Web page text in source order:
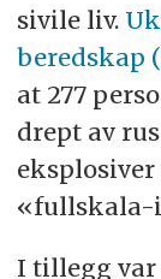
sivile liv.
beredskap
at 277
drept av
«fullskala-
I tillegg var